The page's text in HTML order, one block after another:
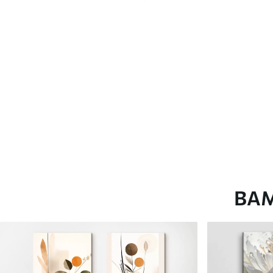
✓ Яскраві, насичені кольори
✓Стійкість до вицвітання
✓Безпечне чорнило без запаху
Яскраві, насичені
Стійкість до
Безпечне чорнило